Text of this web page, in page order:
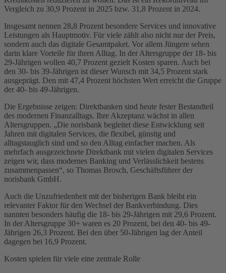
Vergleich zu 30,9 Prozent in 2025 bzw. 31,8 Prozent in 2024.
Insgesamt nennen 28,8 Prozent besondere Services und innovative
Leistungen als Hauptmotiv. Für viele zählt also nicht nur der Preis,
sondern auch das digitale Gesamtpaket. Vor allem Jüngere sehen
darin klare Vorteile für ihren Alltag. In der Altersgruppe der 18- bis
29-Jährigen wollen 40,7 Prozent gezielt Kosten sparen. Auch bei
den 30- bis 39-Jährigen ist dieser Wunsch mit 34,5 Prozent stark
ausgeprägt. Den mit 47,4 Prozent höchsten Wert erreicht die Gruppe
der 40- bis 49-Jährigen.
Die Ergebnisse zeigen: Direktbanken sind heute fester Bestandteil
des modernen Finanzalltags. Ihre Akzeptanz wächst in allen
Altersgruppen. „Die norisbank begleitet diese Entwicklung seit
Jahren mit digitalen Services, die flexibel, günstig und
alltagstauglich sind und so den Alltag einfacher machen. Als
mehrfach ausgezeichnete Direktbank mit vielen digitalen Services
zeigen wir, dass modernes Banking und Verlässlichkeit bestens
zusammenpassen“, so Thomas Brosch, Geschäftsführer der
norisbank GmbH.
Auch die Unzufriedenheit mit der bisherigen Bank bleibt ein
relevanter Faktor für den Wechsel der Bankverbindung. Dies
nannten besonders häufig die 18- bis 29-Jährigen mit 29,6 Prozent.
In der Altersgruppe 30+ waren es 20 Prozent, bei den 40- bis 49-
Jährigen 26,3 Prozent. Bei den über 50-Jährigen lag der Anteil
dagegen bei 16,9 Prozent.
Kosten spielen für viele eine zentrale Rolle